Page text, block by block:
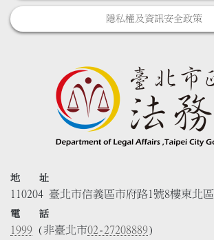
隱私權及資訊安全政策
地 址
110204 臺北市信義區市府路1號8樓東北區
電 話
1999 (非臺北市02-27208889)